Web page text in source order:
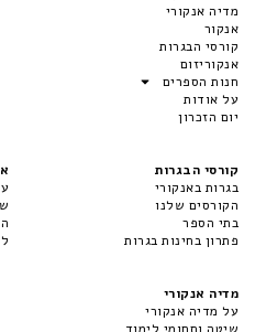
מדיה אנקורי
אנקור
קורסי הבגרות
אנקוריזום
חנות הספרים
על אודות
יום הזכרון
קורסי הבגרות
בגרות באנקורי
הקורסים שלנו
בתי הספר
פתרון בחינות בגרות
מדיה אנקורי
על מדיה אנקורי